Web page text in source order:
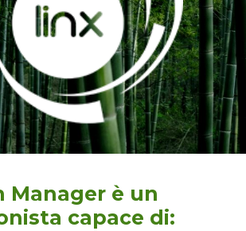
Manager è un
capace di: